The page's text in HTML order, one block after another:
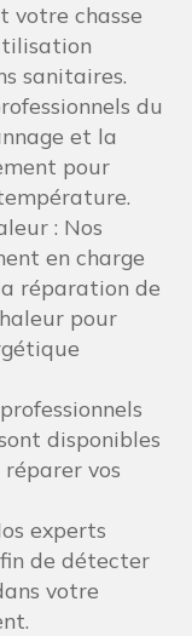
votre chasse
sanitaires.
du
et la
pour
: Nos
en charge
réparation de
pour
disponibles
vos
experts
de détecter
votre